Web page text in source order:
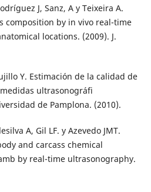
J, Sanz, A y Teixeira A.
composition by in vivo real-time
locations. (2009). J.
Y. Estimación de la calidad de
ultrasonográfi
de Pamplona. (2010).
A, Gil LF. y Azevedo JMT.
and carcass chemical
by real-time ultrasonography.